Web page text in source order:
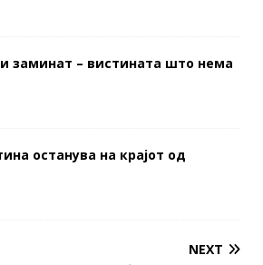
заминат – вистината што нема
останува на крајот од
NEXT